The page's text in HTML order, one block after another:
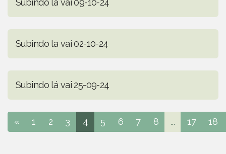
Subindo lá vai 09-10-24
Subindo la vai 02-10-24
Subindo lá vai 25-09-24
« 1 2 3 4 5 6 7 8 ... 17 18